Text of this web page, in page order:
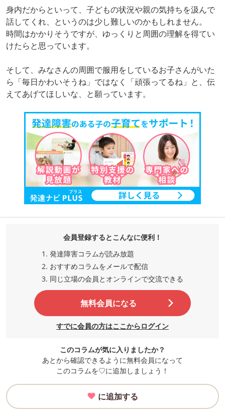
身内だからといって、子どもの状況や親の気持ちを汲んで
話してくれ、というのは少し難しいのかもしれません。
時間はかかりそうですが、ゆっくりと周囲の理解を得てい
けたらと思っています。
そして、みなさんの周囲で服用をしているお子さんがいた
ら「毎日かわいそうね」ではなく「頑張ってるね」と、伝
えてあげてほしいな、と願っています。
会員登録するとこんなに便利！
発達障害コラムが読み放題
おすすめコラムをメールで配信
同じ立場の会員とオンラインで交流できる
無料会員になる
すでに会員の方はここからログイン
このコラムが気に入りましたか？
あとから確認できるように無料会員になって
このコラムを♡に追加しましょう！
に追加する